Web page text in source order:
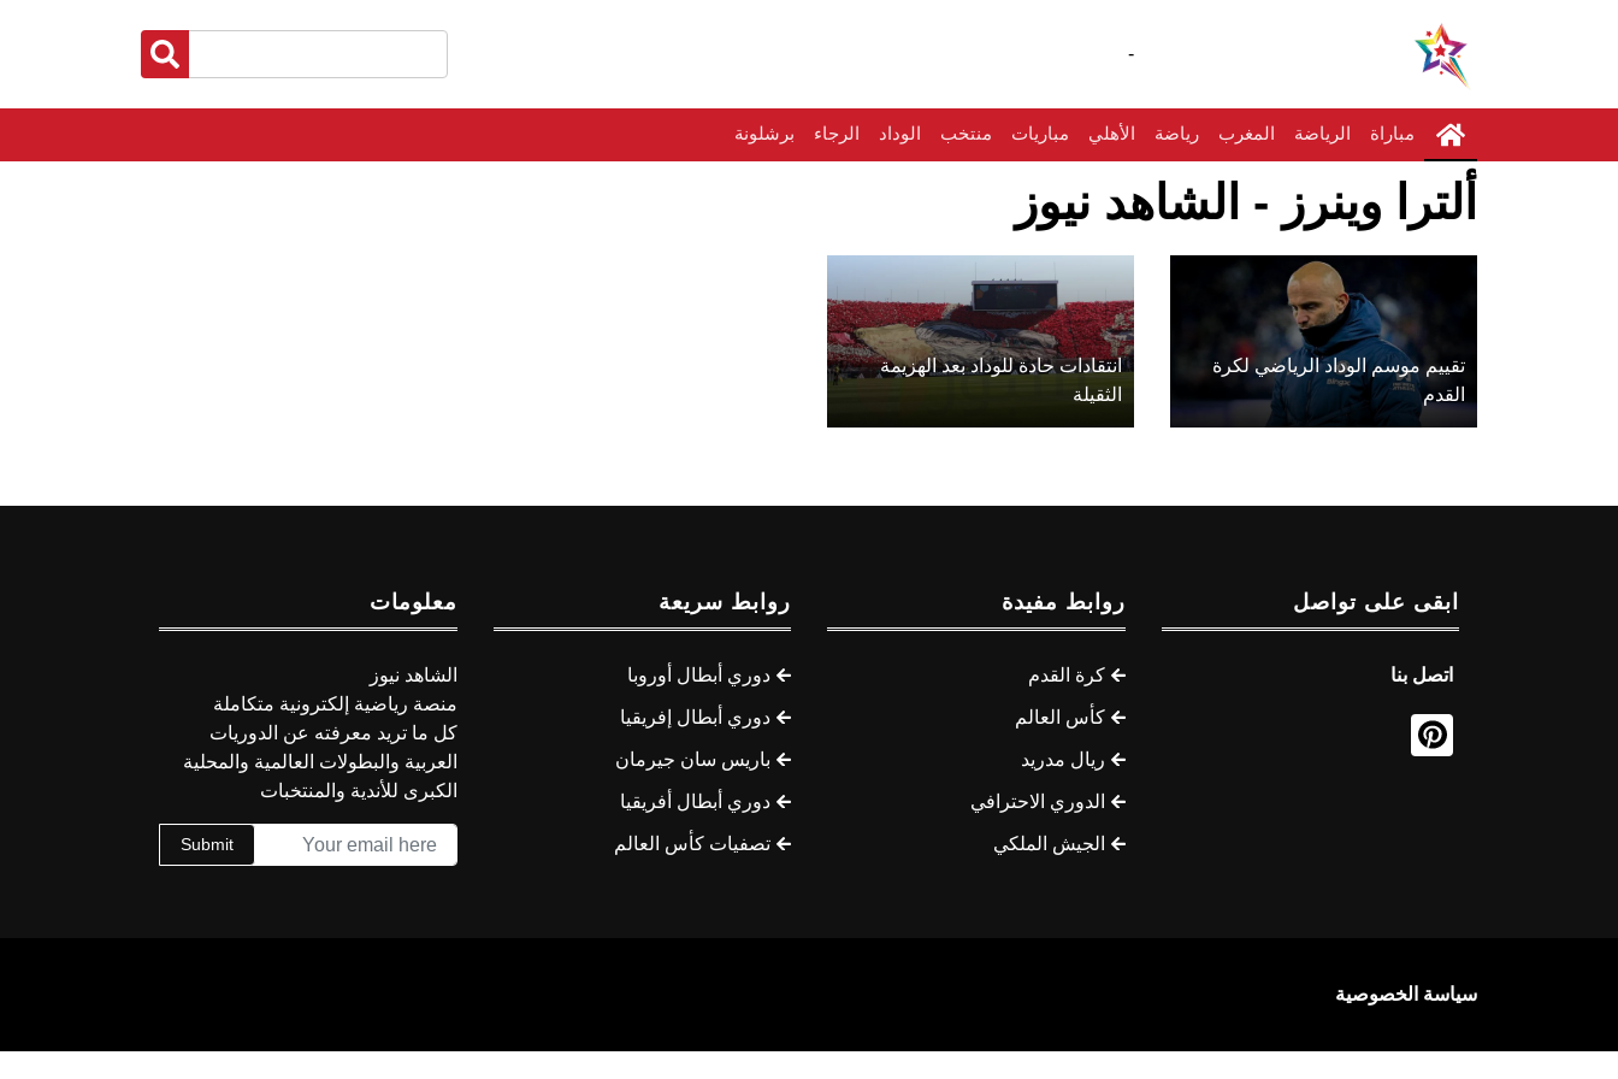
-
مباراة الرياضة المغرب رياضة الأهلي مباريات منتخب الوداد الرجاء برشلونة
ألترا وينرز - الشاهد نيوز
تقييم موسم الوداد الرياضي لكرة
القدم
انتقادات حادة للوداد بعد الهزيمة
الثقيلة
ابقى على تواصل
اتصل بنا
روابط مفيدة
كرة القدم
كأس العالم
ريال مدريد
الدوري الاحترافي
الجيش الملكي
روابط سريعة
دوري أبطال أوروبا
دوري أبطال إفريقيا
باريس سان جيرمان
دوري أبطال أفريقيا
تصفيات كأس العالم
معلومات
الشاهد نيوز
منصة رياضية إلكترونية متكاملة
كل ما تريد معرفته عن الدوريات
العربية والبطولات العالمية والمحلية
الكبرى للأندية والمنتخبات
Submit
سياسة الخصوصية